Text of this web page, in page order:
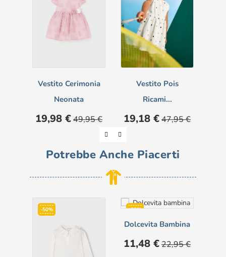
Vestito Cerimonia
Neonata
Prezzo
19,98 € Prezzo
base
49,95 €
Vestito Pois
Ricami...
Prezzo
19,18 € Prezzo
base
47,95 €
Potrebbe Anche Piacerti
-50% -50%
Dolcevita Bambina
Prezzo
11,48 € Prezzo
base
22,95 €